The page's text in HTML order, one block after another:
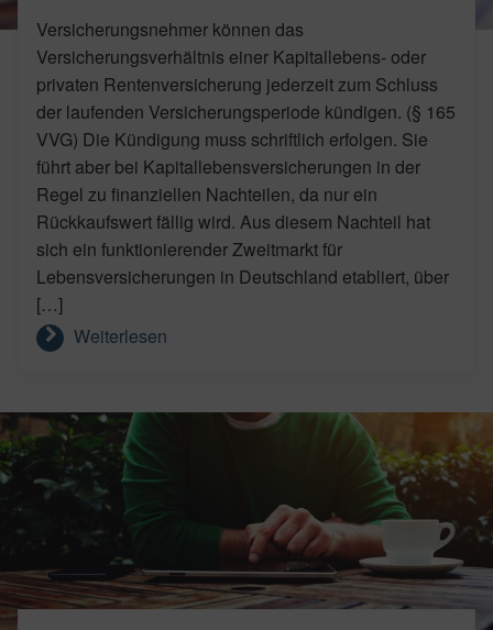
Versicherungsnehmer können das
Versicherungsverhältnis einer Kapitallebens- oder
privaten Rentenversicherung jederzeit zum Schluss
der laufenden Versicherungsperiode kündigen. (§ 165
VVG) Die Kündigung muss schriftlich erfolgen. Sie
führt aber bei Kapitallebensversicherungen in der
Regel zu finanziellen Nachteilen, da nur ein
Rückkaufswert fällig wird. Aus diesem Nachteil hat
sich ein funktionierender Zweitmarkt für
Lebensversicherungen in Deutschland etabliert, über
[…]
Weiterlesen